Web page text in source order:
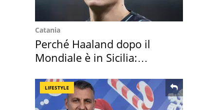
Catania
Perché Haaland dopo il
Mondiale è in Sicilia:
LIFESTYLE